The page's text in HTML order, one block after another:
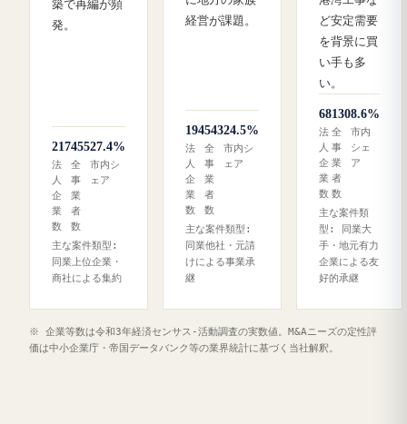
築で再編が頻
発。
217
法
人
企
業
数
455
全
事
業
者
数
27.4%
市内シ
ェア
主な案件類型:
同業上位企業・
商社による集約
経営が課題。
194
法
人
企
業
数
543
全
事
業
者
数
24.5%
市内シ
ェア
主な案件類型:
同業他社・元請
けによる事業承
継
ど安定需要
を背景に買
い手も多
い。
68
法
人
企
業
数
130
全
事
業
者
数
8.6%
市内
シェ
ア
主な案件類
型: 同業大
手・地元有力
企業による友
好的承継
※ 企業等数は令和3年経済センサス‐活動調査の実数値。M&Aニーズの定性評
価は中小企業庁・帝国データバンク等の業界統計に基づく当社解釈。